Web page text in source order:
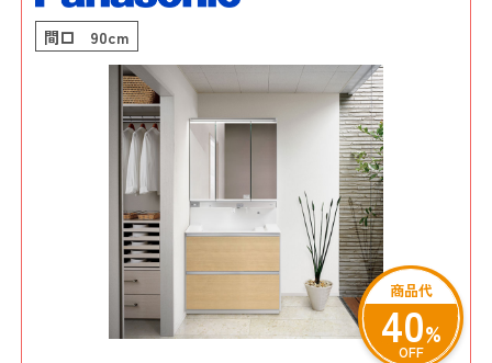
間口 90cm
商品代
40%
OFF